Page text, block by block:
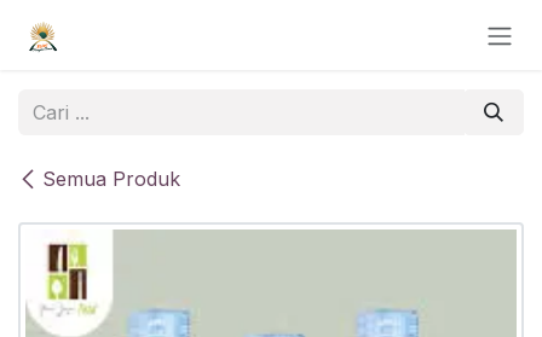
Semua Produk